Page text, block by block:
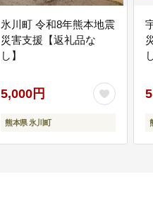
氷川町 令和8年熊本地震
災害支援【返礼品な
し】
5,000円
熊本県 氷川町